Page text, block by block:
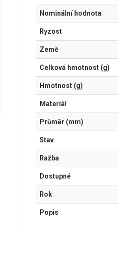
Nominální hodnota
Ryzost
Země
Celková hmotnost (g)
Hmotnost (g)
Materiál
Průměr (mm)
Stav
Ražba
Dostupné
Rok
Popis